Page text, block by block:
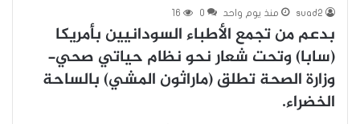
suad2 منذ يوم واحد 0
16
بدعم من تجمع الأطباء السودانيين بأمريكا
(سابا) وتحت شعار نحو نظام حياتي صحي-
وزارة الصحة تطلق (ماراثون المشي) بالساحة
الخضراء.